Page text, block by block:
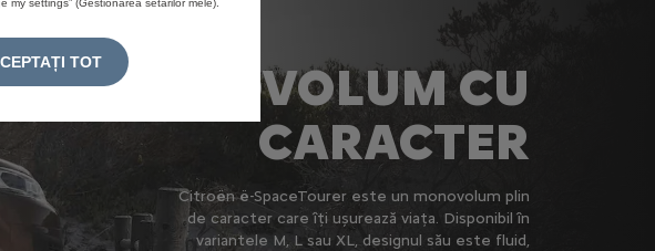
MONOVOLUM CU
CARACTER
Citroën ë-SpaceTourer este un monovolum plin
de caracter care îți ușurează viața. Disponibil în
variantele M, L sau XL, designul său este fluid,
my settings” (Gestionarea setărilor mele).
TOT